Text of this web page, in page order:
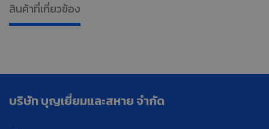
สินค้าที่เกี่ยวข้อง
บริษัท บุญเยี่ยมและสหาย จำกัด